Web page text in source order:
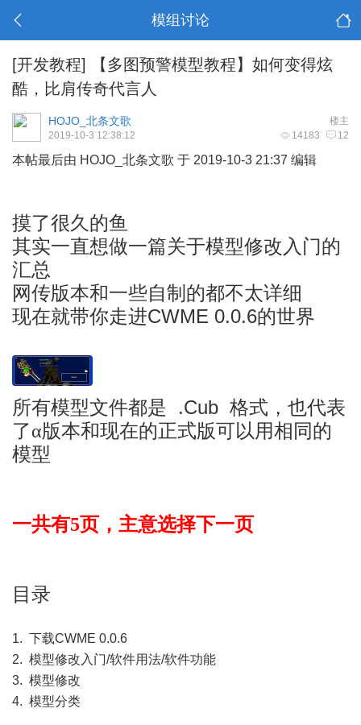
模组讨论
[开发教程]
【多图预警模型教程】如何变得炫
酷，比肩传奇代言人
楼主
HOJO_北条文歌
14183 12
2019-10-3 12:38:12
本帖最后由 HOJO_北条文歌 于 2019-10-3 21:37 编辑
摸了很久的鱼
其实一直想做一篇关于模型修改入门的
汇总
网传版本和一些自制的都不太详细
现在就带你走进CWME 0.0.6的世界
所有模型文件都是 .Cub 格式，也代表
了α版本和现在的正式版可以用相同的
模型
一共有5页，主意选择下一页
目录
1. 下载CWME 0.0.6
2. 模型修改入门/软件用法/软件功能
3. 模型修改
4. 模型分类